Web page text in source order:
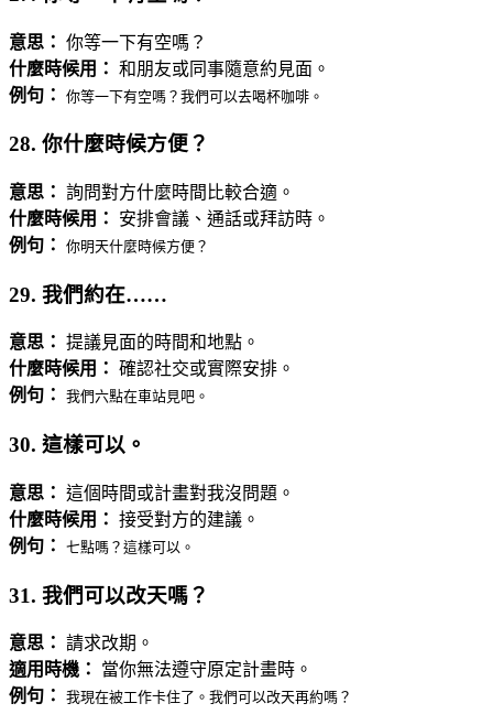
意思： 你等一下有空嗎？
什麼時候用： 和朋友或同事隨意約見面。
例句：
你等一下有空嗎？我們可以去喝杯咖啡。
28. 你什麼時候方便？
意思： 詢問對方什麼時間比較合適。
什麼時候用：
安排會議、通話或拜訪時。
例句：
你明天什麼時候方便？
29. 我們約在……
意思： 提議見面的時間和地點。
什麼時候用： 確認社交或實際安排。
例句：
我們六點在車站見吧。
30. 這樣可以。
意思： 這個時間或計畫對我沒問題。
什麼時候用： 接受對方的建議。
例句：
七點嗎？這樣可以。
31. 我們可以改天嗎？
意思： 請求改期。
適用時機：
當你無法遵守原定計畫時。
例句：
我現在被工作卡住了。我們可以改天再約嗎？